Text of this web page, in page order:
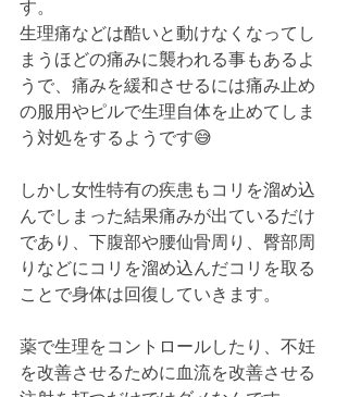
す。
生理痛などは酷いと動けなくなってし
まうほどの痛みに襲われる事もあるよ
うで、痛みを緩和させるには痛み止め
の服用やピルで生理自体を止めてしま
う対処をするようです😅
しかし女性特有の疾患もコリを溜め込
んでしまった結果痛みが出ているだけ
であり、下腹部や腰仙骨周り、臀部周
りなどにコリを溜め込んだコリを取る
ことで身体は回復していきます。
薬で生理をコントロールしたり、不妊
を改善させるために血流を改善させる